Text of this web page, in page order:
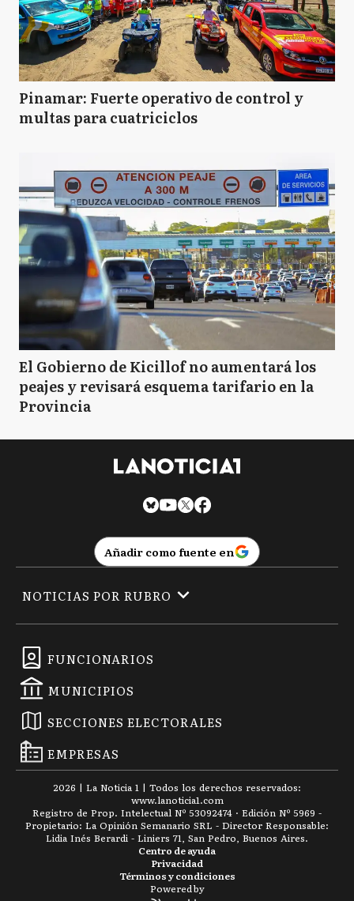
Pinamar: Fuerte operativo de control y
multas para cuatriciclos
El Gobierno de Kicillof no aumentará los
peajes y revisará esquema tarifario en la
Provincia
Añadir como fuente en
FUNCIONARIOS
MUNICIPIOS
SECCIONES ELECTORALES
EMPRESAS
NOTICIAS POR RUBRO
2026 | La Noticia 1 | Todos los derechos reservados:
www.lanoticia1.com
Registro de Prop. Intelectual Nº 53092474 · Edición Nº 5969 -
Propietario: La Opinión Semanario SRL - Director Responsable:
Lidia Inés Berardi - Liniers 71, San Pedro, Buenos Aires.
Términos y condiciones
Privacidad
Centro de ayuda
Powered by